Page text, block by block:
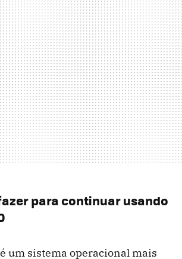
para continuar usando
um sistema operacional mais